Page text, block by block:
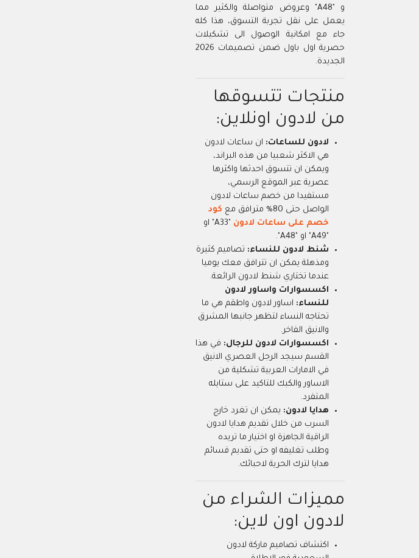
و "A48" وعروض متواصلة والكثير مما
يعمل على نقل تجربة التسوق، هذا كله
جاء مع امكانية الوصول الى تشكيلات
حصرية اول باول ضمن تصميمات 2026
الجديدة.
منتجات تتسوقها
من لادون اونلاين:
لادون للساعات: ان ساعات لادون
هي الاكثر شعبيا من هذه البراند،
ويمكن ان تتسوق احدثها واكثرها
عصرية عبر الموقع الرسمي،
مستفيدا من خصم ساعات لادون
الواصل حتى 80% مترافق مع
كود
خصم على ساعات لادون
"A33" او
"A49" او "A48".
شنط لادون للنساء: تصاميم كثيرة
ومذهلة يمكن ان تترافق معك يوميا
عندما تختاري شنط لادون الرائعة.
اكسسوارات واساور لادون
للنساء: اساور لادون واطقم هي ما
تحتاجه النساء لتظهر جانبها المشرق
والانيق الفاخر.
اكسسوارات لادون للرجال: في هذا
القسم سيجد الرجل العصري الانيق
في الامارات العربية تشكلية من
الاساور والكبك للتاكيد على ستايله
المتفرد.
هدايا لادون: يمكن ان تغرد خارج
السرب من خلال تقديم هدايا لادون
الراقية الجاهزة او اختيار ما تريده
وطلب تغليفه او حتى تقديم قسائم
هدايا لترك الحرية لاحبائك.
مميزات الشراء من
لادون اون لاين:
اكتشاف تصاميم ماركة لادون